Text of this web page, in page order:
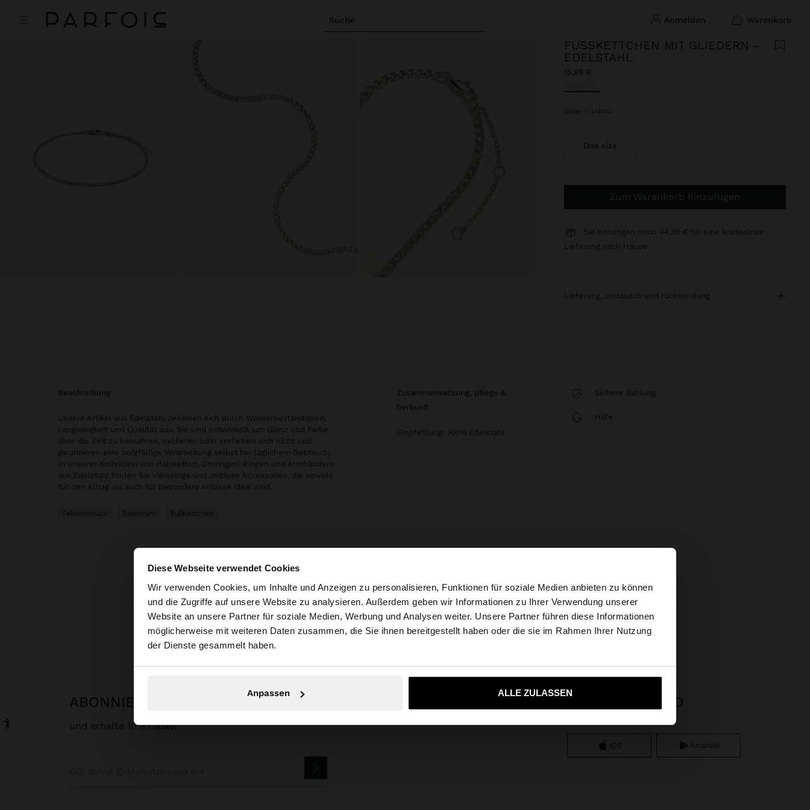
Diese Webseite verwendet Cookies
Wir verwenden Cookies, um Inhalte und Anzeigen zu personalisieren, Funktionen für soziale Medien anbieten zu können
und die Zugriffe auf unsere Website zu analysieren. Außerdem geben wir Informationen zu Ihrer Verwendung unserer
Website an unsere Partner für soziale Medien, Werbung und Analysen weiter. Unsere Partner führen diese Informationen
möglicherweise mit weiteren Daten zusammen, die Sie ihnen bereitgestellt haben oder die sie im Rahmen Ihrer Nutzung
der Dienste gesammelt haben.
Anpassen ALLE ZULASSEN
Suche anmelden warenkorb
hallo ×
Sie greifen von Austria auf die Website zu. Möchten Sie unsere United States Website
durchsuchen?
Nein, bleiben Sie bei Austria Ja, bringen Sie mich zu United States
FUSSKETTCHEN MIT GLIEDERN - E
DELSTAHL
15,99 €
ausgewählt
Silber 248393
One size
Zum Warenkorb hinzufügen
Sie benötigen noch 44,99 €
für eine kostenlose
Lieferung nach Hause
lieferung, umtausch und rücksendung
beschreibung
Unsere Artikel aus Edelstahl zeichnen sich durch Wasserbeständigkeit,
Langlebigkeit und Qualität aus. Sie sind entwickelt, um Glanz und Farbe
über die Zeit zu bewahren, oxidieren oder verfärben sich nicht und
garantieren eine sorgfältige Verarbeitung selbst bei täglichem Gebrauch.
In unserer Kollektion von Halsketten, Ohrringen, Ringen und Armbändern
aus Edelstahl finden Sie vielseitige und zeitlose Accessoires, die sowohl
für den Alltag als auch für besondere Anlässe ideal sind.
Feinschmuck Edelstahl Fußkettchen
zusammensetzung, pflege &
herkunft
Empfehlung: 100% Edelstahl
Sichere Zahlung
Hilfe
Parfois Feinschmuck Edelstahl Fußkettchen fußkettchen mit gliedern - edelstahl
ABONNIERE UNSEREN NEWSLETTER
und erhalte 10% rabatt
APP DOWNLOAD
iOS Android